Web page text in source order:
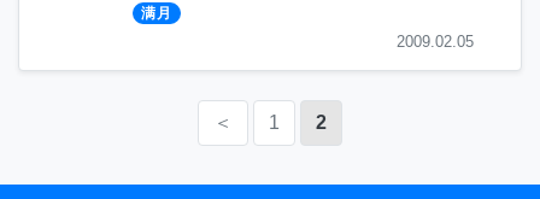
满月
2009.02.05
＜ 1 2